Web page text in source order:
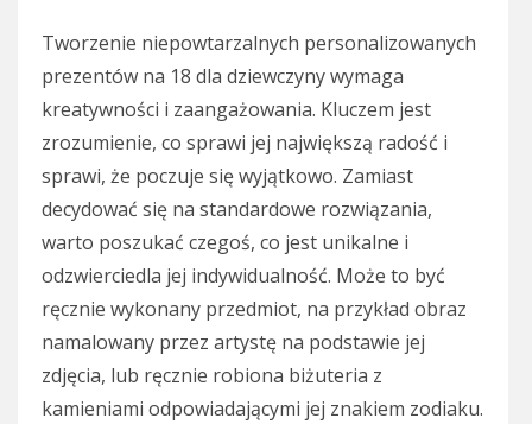
Tworzenie niepowtarzalnych personalizowanych
prezentów na 18 dla dziewczyny wymaga
kreatywności i zaangażowania. Kluczem jest
zrozumienie, co sprawi jej największą radość i
sprawi, że poczuje się wyjątkowo. Zamiast
decydować się na standardowe rozwiązania,
warto poszukać czegoś, co jest unikalne i
odzwierciedla jej indywidualność. Może to być
ręcznie wykonany przedmiot, na przykład obraz
namalowany przez artystę na podstawie jej
zdjęcia, lub ręcznie robiona biżuteria z
kamieniami odpowiadającymi jej znakiem zodiaku.